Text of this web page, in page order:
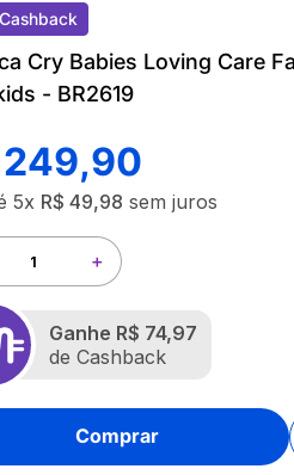
Cashback
Cry Babies Loving Care
- BR2619
249,90
5x R$ 49,98 sem juros
＋
Ganhe R$ 74,97
de Cashback
Comprar